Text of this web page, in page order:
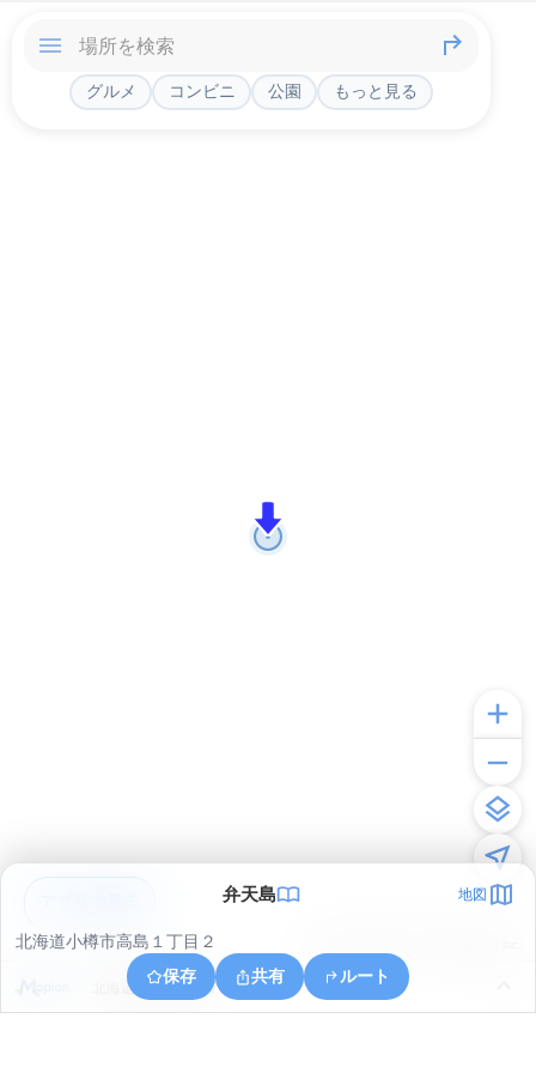
グルメ コンビニ 公園 もっと見る
弁天島 地図
北海道小樽市高島１丁目２
保存
共有 ルート
北海道小樽市築港７